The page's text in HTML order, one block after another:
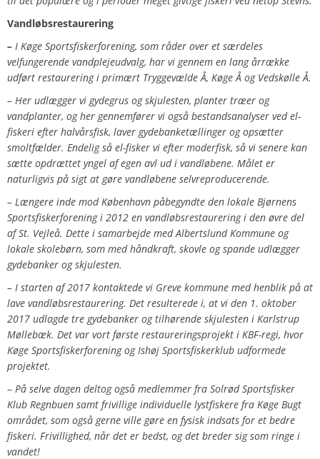
Vandløbsrestaurering
– I Køge Sportsfiskerforening, som råder over et særdeles
velfungerende vandplejeudvalg, har vi gennem en lang årrække
udført restaurering i primært Tryggevælde Å, Køge Å og Vedskølle Å.
– Her udlægger vi gydegrus og skjulesten, planter træer og
vandplanter, og her gennemfører vi også bestandsanalyser ved el-
fiskeri efter halvårsfisk, laver gydebanketællinger og opsætter
smoltfælder. Endelig så el-fisker vi efter moderfisk, så vi senere kan
sætte opdrættet yngel af egen avl ud i vandløbene. Målet er
naturligvis på sigt at gøre vandløbene selvreproducerende.
– Længere inde mod København påbegyndte den lokale Bjørnens
Sportsfiskerforening i 2012 en vandløbsrestaurering i den øvre del
af St. Vejleå. Dette i samarbejde med Albertslund Kommune og
lokale skolebørn, som med håndkraft, skovle og spande udlægger
gydebanker og skjulesten.
– I starten af 2017 kontaktede vi Greve kommune med henblik på at
lave vandløbsrestaurering. Det resulterede i, at vi den 1. oktober
2017 udlagde tre gydebanker og tilhørende skjulesten i Karlstrup
Møllebæk. Det var vort første restaureringsprojekt i KBF-regi, hvor
Køge Sportsfiskerforening og Ishøj Sportsfiskerklub udformede
projektet.
– På selve dagen deltog også medlemmer fra Solrød Sportsfisker
Klub Regnbuen samt frivillige individuelle lystfiskere fra Køge Bugt
området, som også gerne ville gøre en fysisk indsats for et bedre
fiskeri. Frivillighed, når det er bedst, og det breder sig som ringe i
vandet!